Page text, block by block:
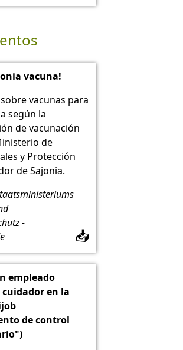
vacuna!
vacunas para
según la
de vacunación
de
y Protección
de Sajonia.
-
📥
empleado
en la
de control